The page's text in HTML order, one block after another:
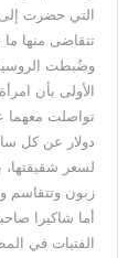
التي حضرت
تتقاضى منها ما نسبته 50 بالمئة
وضُبطت الروسية
الأولى بأن
دولار عن كل
زبون وتتقاسم
أما شاكيرا
الفتيات في